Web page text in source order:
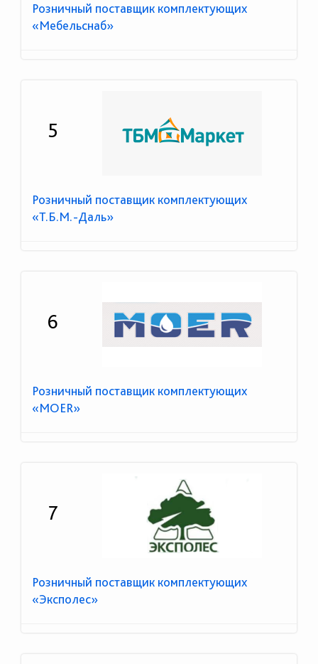
Розничный поставщик комплектующих
«Мебельснаб»
5
Розничный поставщик комплектующих
«Т.Б.М.-Даль»
6
Розничный поставщик комплектующих
«MOER»
7
Розничный поставщик комплектующих
«Эксполес»